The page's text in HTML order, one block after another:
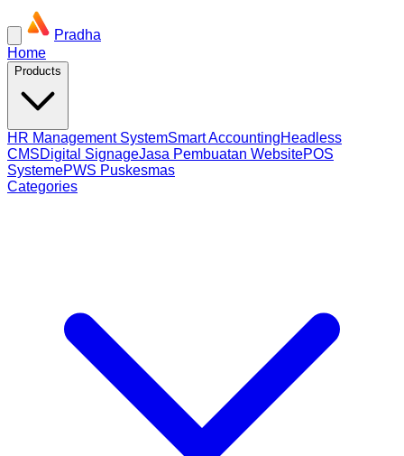
Pradha
Home
Products
HR Management SystemSmart AccountingHeadless
CMSDigital SignageJasa Pembuatan WebsitePOS
SystemePWS Puskesmas
Categories